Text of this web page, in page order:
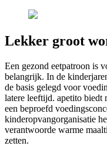
Lekker groot
Een gezond eetpatroon is
belangrijk. In de
de basis gelegd voor
latere leeftijd. apetito biedt
een beproefd
kinderopvangorganisatie
verantwoorde warme
zetten.